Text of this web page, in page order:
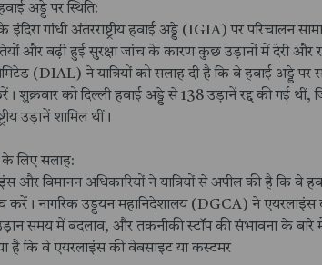
अड्डे पर स्थिति:
इंदिरा गांधी अंतरराष्ट्रीय हवाई अड्डे (IGIA) पर परिचालन
और बढ़ी हुई सुरक्षा जांच के कारण कुछ उड़ानों में देरी और
(DIAL) ने यात्रियों को सलाह दी है कि वे हवाई अड्डे
शुक्रवार को दिल्ली हवाई अड्डे से 138 उड़ानें रद्द की गई
उड़ानें शामिल थीं।
के लिए सलाह:
और विमानन अधिकारियों ने यात्रियों से अपील की है कि वे
करें। नागरिक उड्डयन महानिदेशालय (DGCA) ने एयरलाइंस
उड़ान समय में बदलाव, और तकनीकी स्टॉप की संभावना के बारे
है कि वे एयरलाइंस की वेबसाइट या कस्टमर